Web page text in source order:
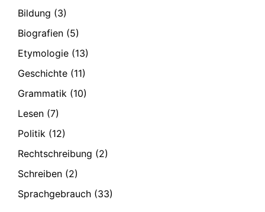
Bildung (3)
Biografien (5)
Etymologie (13)
Geschichte (11)
Grammatik (10)
Lesen (7)
Politik (12)
Rechtschreibung (2)
Schreiben (2)
Sprachgebrauch (33)